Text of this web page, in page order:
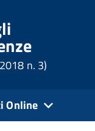
n. 3)
Online